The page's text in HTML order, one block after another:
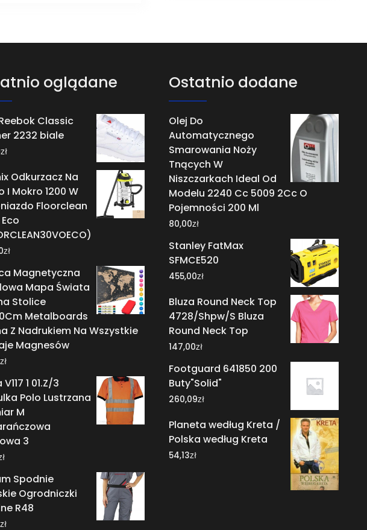
oglądane
Classic
2232 biale
zł
Odkurzacz Na
I Mokro 1200 W
Floorclean
zł
Magnetyczna
Mapa Świata
Stolice
Metalboards
Z Nadrukiem Na Wszystkie
Magnesów
zł
1 01.Z/3
Polo Lustrzana
M
3
Spodnie
Ogrodniczki
R48
zł
Ostatnio dodane
Olej Do
Automatycznego
Smarowania Noży
Tnących W
Niszczarkach Ideal Od
Modelu 2240 Cc 5009 2Cc O
Pojemności 200 Ml
80,00zł
Stanley FatMax
SFMCE520
455,00zł
Bluza Round Neck Top
4728/Shpw/S Bluza
Round Neck Top
147,00zł
Footguard 641850 200
Buty"Solid"
260,09zł
Planeta według Kreta /
Polska według Kreta
54,13zł